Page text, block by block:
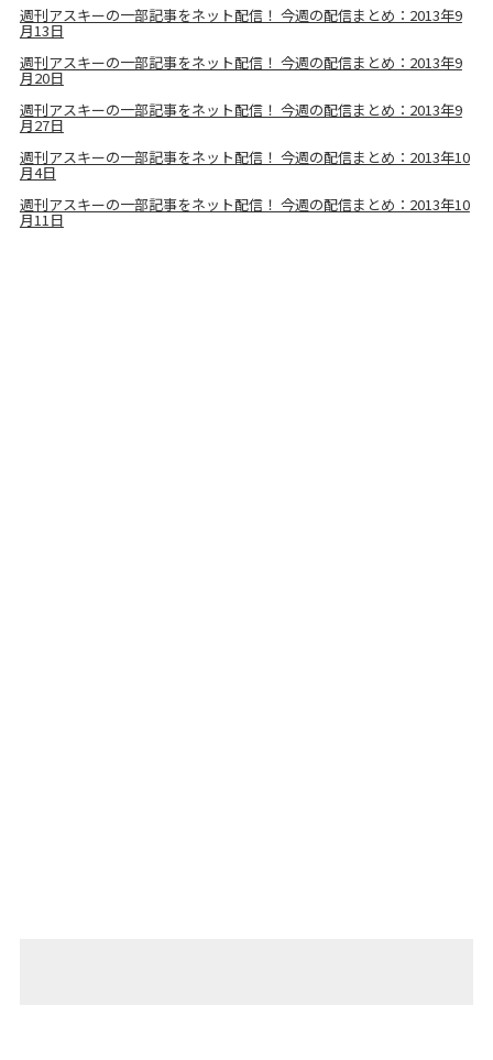
週刊アスキーの一部記事をネット配信！ 今週の配信まとめ：2013年9
月13日
週刊アスキーの一部記事をネット配信！ 今週の配信まとめ：2013年9
月20日
週刊アスキーの一部記事をネット配信！ 今週の配信まとめ：2013年9
月27日
週刊アスキーの一部記事をネット配信！ 今週の配信まとめ：2013年10
月4日
週刊アスキーの一部記事をネット配信！ 今週の配信まとめ：2013年10
月11日